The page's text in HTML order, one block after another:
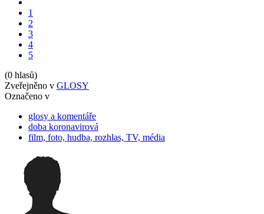
1
2
3
4
5
(0 hlasů)
Zveřejněno v GLOSY
Označeno v
glosy a komentáře
doba koronavirová
film, foto, hudba, rozhlas, TV, média